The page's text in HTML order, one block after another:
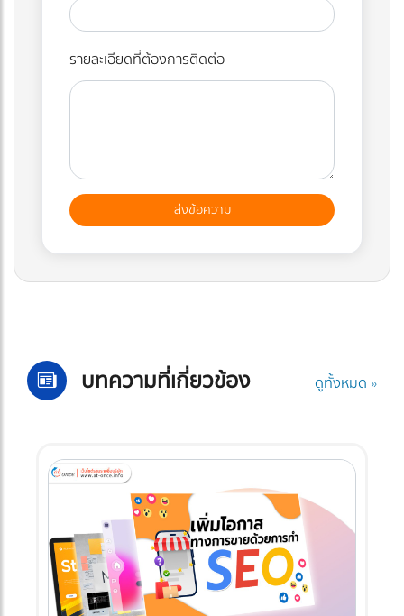
รายละเอียดที่ต้องการติดต่อ
บทความที่เกี่ยวข้อง ดูทั้งหมด »